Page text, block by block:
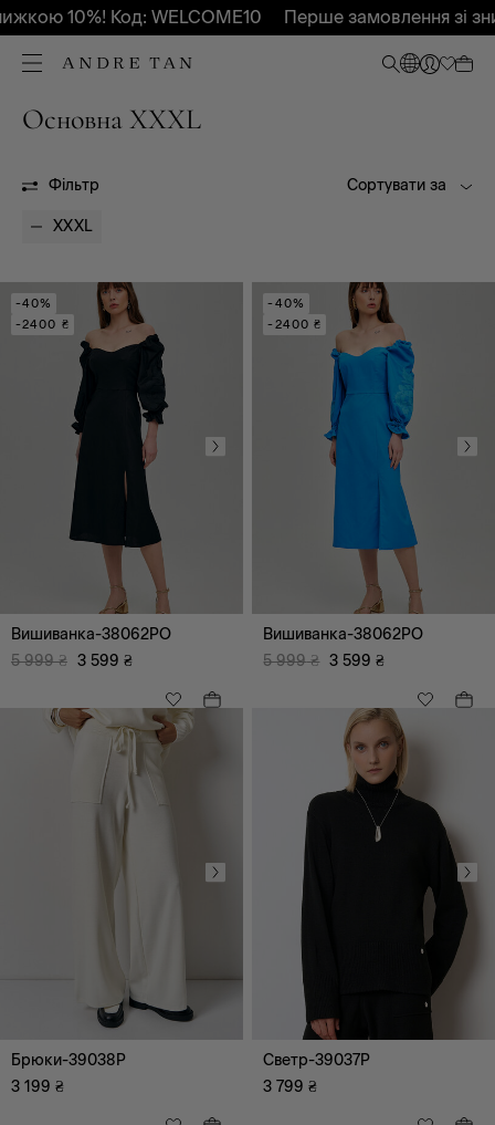
10%! Код: WELCOME10 Перше замовлення зі
Основна XXXL
Фільтр
XS
чорний
білий
блакитний
Сортувати за
XXXL
-40%
-2400 ₴
Вишиванка-38062PO
5 999 ₴ 3 599 ₴
-40%
-2400 ₴
Вишиванка-38062PO
5 999 ₴ 3 599 ₴
Брюки-39038P
3 199 ₴
Светр-39037P
3 799 ₴